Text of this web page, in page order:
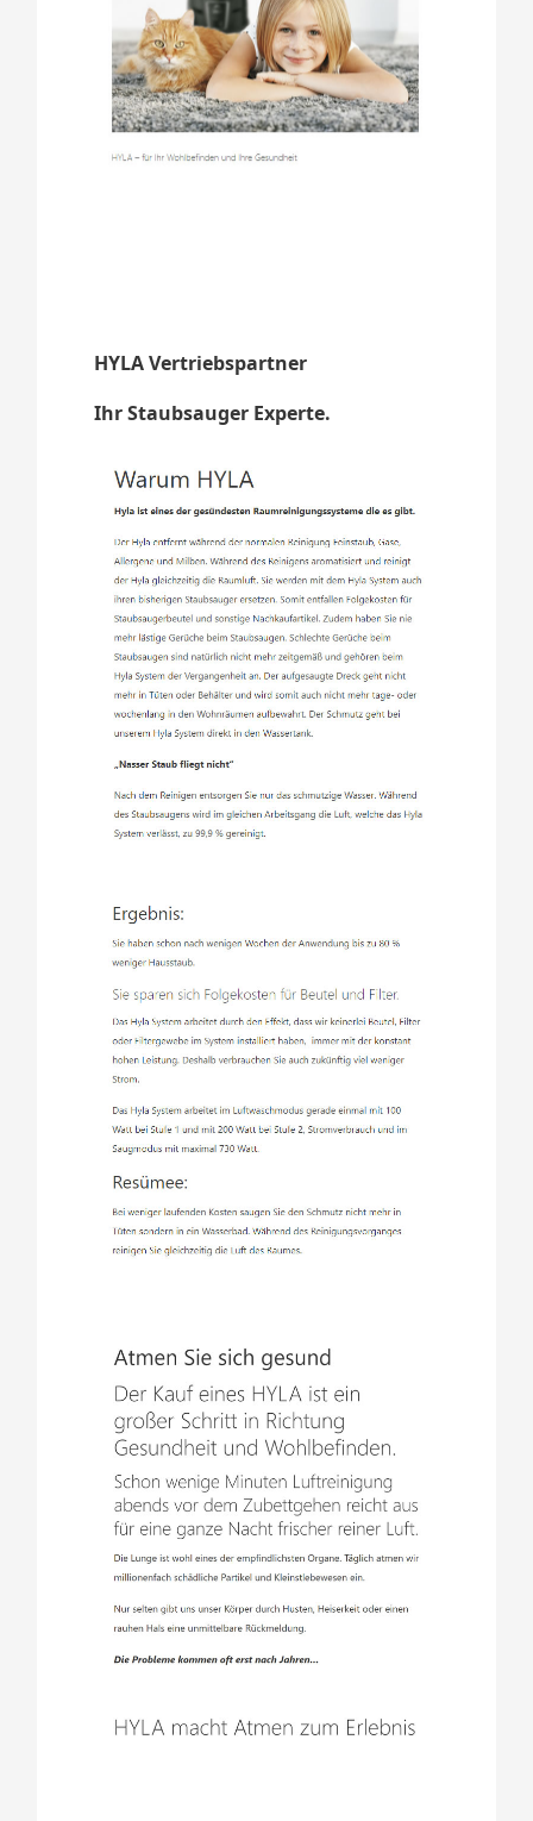
HYLA Vertriebspartner
Ihr Staubsauger Experte.